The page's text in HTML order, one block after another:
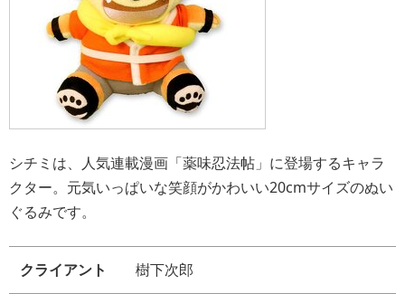
シチミは、人気連載漫画「薬味忍法帖」に登場するキャラ
クター。元気いっぱいな笑顔がかわいい20cmサイズのぬい
ぐるみです。
クライアント 樹下次郎